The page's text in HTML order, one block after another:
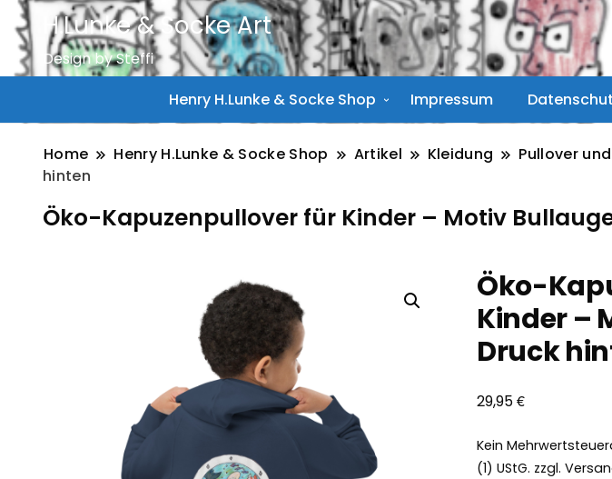
H.Lunke & Socke Art
Design by Steffi
Henry H.Lunke & Socke Shop
Impressum
Home Henry H.Lunke & Socke Shop Artikel Kleidung Pullover
hinten
Öko-Kapuzenpullover für Kinder – Motiv
Öko-
Kinder –
Druck
29,95€
Kein
(1) UStG. zzgl.